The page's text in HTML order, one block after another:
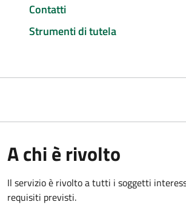
Contatti
Strumenti di tutela
A chi è rivolto
Il servizio è rivolto a tutti i soggetti
requisiti previsti.